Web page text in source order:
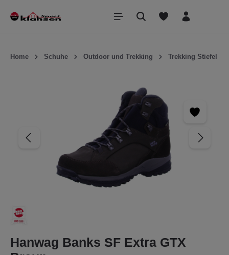
springen
Home Schuhe Outdoor und Trekking Trekking Stiefel
Hanwag Banks SF Extra GTX